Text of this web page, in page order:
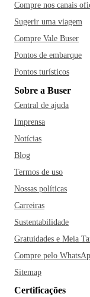
Compre nos canais
Sugerir uma viagem
Compre Vale Buser
Pontos de embarque
Pontos turísticos
Sobre a Buser
Central de ajuda
Imprensa
Notícias
Blog
Termos de uso
Nossas políticas
Carreiras
Sustentabilidade
Gratuidades e Meia
Compre pelo
Sitemap
Certificações